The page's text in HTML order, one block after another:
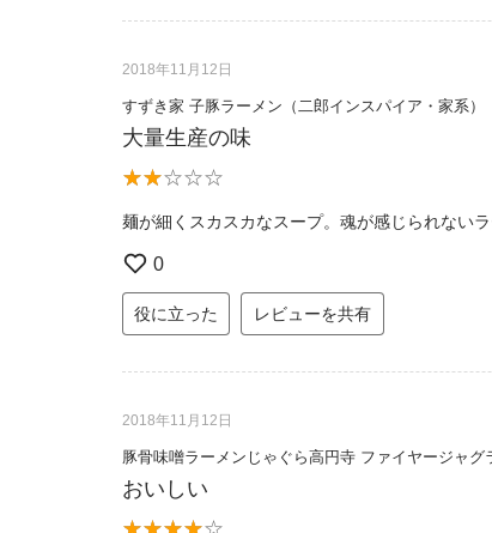
2018年11月12日
すずき家 子豚ラーメン（二郎インスパイア・家系）
大量生産の味
麺が細くスカスカなスープ。魂が感じられない
0
役に立った レビューを共有
2018年11月12日
豚骨味噌ラーメンじゃぐら高円寺 ファイヤージャグ
おいしい